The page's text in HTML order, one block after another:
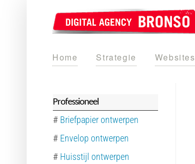
Home Strategie Websites
Professioneel
# Briefpapier ontwerpen
# Envelop ontwerpen
# Huisstijl ontwerpen